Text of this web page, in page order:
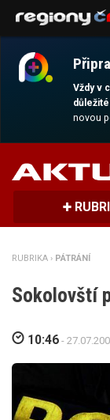
Vždy v
novou
AKTUALITY
MAGAZÍN
DALŠÍ
REGION
RUBRIKA › PÁTRÁNÍ
Sokolovští
10:46 -